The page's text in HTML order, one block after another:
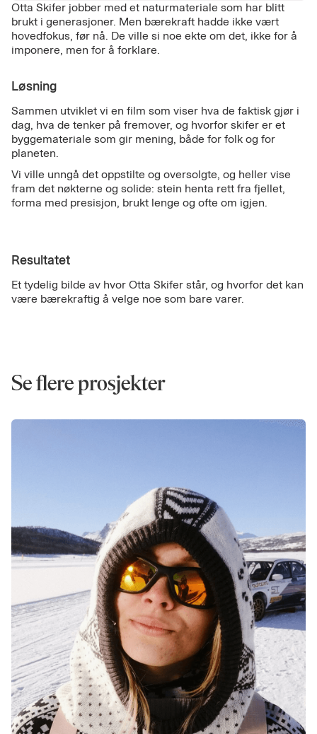
Otta Skifer jobber med et naturmateriale som har blitt
brukt i generasjoner. Men bærekraft hadde ikke vært
hovedfokus, før nå. De ville si noe ekte om det, ikke for å
imponere, men for å forklare.
Løsning
Sammen utviklet vi en film som viser hva de faktisk gjør i
dag, hva de tenker på fremover, og hvorfor skifer er et
byggemateriale som gir mening, både for folk og for
planeten.
Vi ville unngå det oppstilte og oversolgte, og heller vise
fram det nøkterne og solide: stein henta rett fra fjellet,
forma med presisjon, brukt lenge og ofte om igjen.
Resultatet
Et tydelig bilde av hvor Otta Skifer står, og hvorfor det kan
være bærekraftig å velge noe som bare varer.
Se flere prosjekter